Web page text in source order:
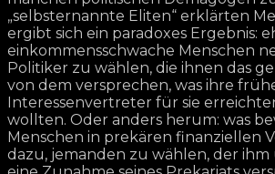
„selbsternannte Eliten“ erklärten
ergibt sich ein paradoxes Ergebnis:
einkommensschwache Menschen
Politiker zu wählen, die ihnen das
von dem versprechen, was ihre
Interessenvertreter für sie
wollten. Oder anders herum: was
Menschen in prekären finanziellen
dazu, jemanden zu wählen, der